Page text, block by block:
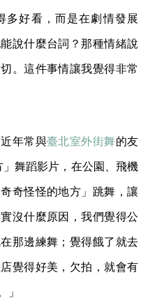
多好看，而是在劇情發展
說什麼台詞？那種情緒說
。這件事情讓我覺得非常
年常與臺北室外街舞的友
舞蹈影片，在公園、飛機
奇怪怪的地方」跳舞，讓
沒什麼原因，我們覺得公
那邊練舞；覺得餓了就去
覺得好美，欠拍，就會有
」